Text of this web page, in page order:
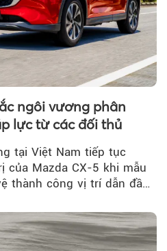
ngôi vương phân
lực từ các đối thủ
tại Việt Nam tiếp tục
của Mazda CX-5 khi mẫu
thành công vị trí dẫn đầu